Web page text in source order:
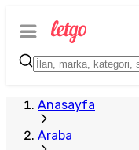
Anasayfa
Araba